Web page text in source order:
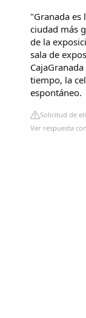
"Granada es
ciudad más
de la
sala de
tiempo, la
espontáneo.
Solicitud de
Ver respuesta